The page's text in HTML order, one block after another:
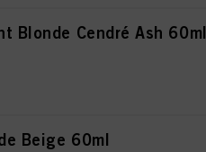
Blonde Cendré Ash 60ml
Beige 60ml